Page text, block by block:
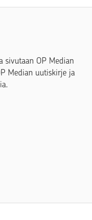
sivutaan OP Median
Median uutiskirje ja